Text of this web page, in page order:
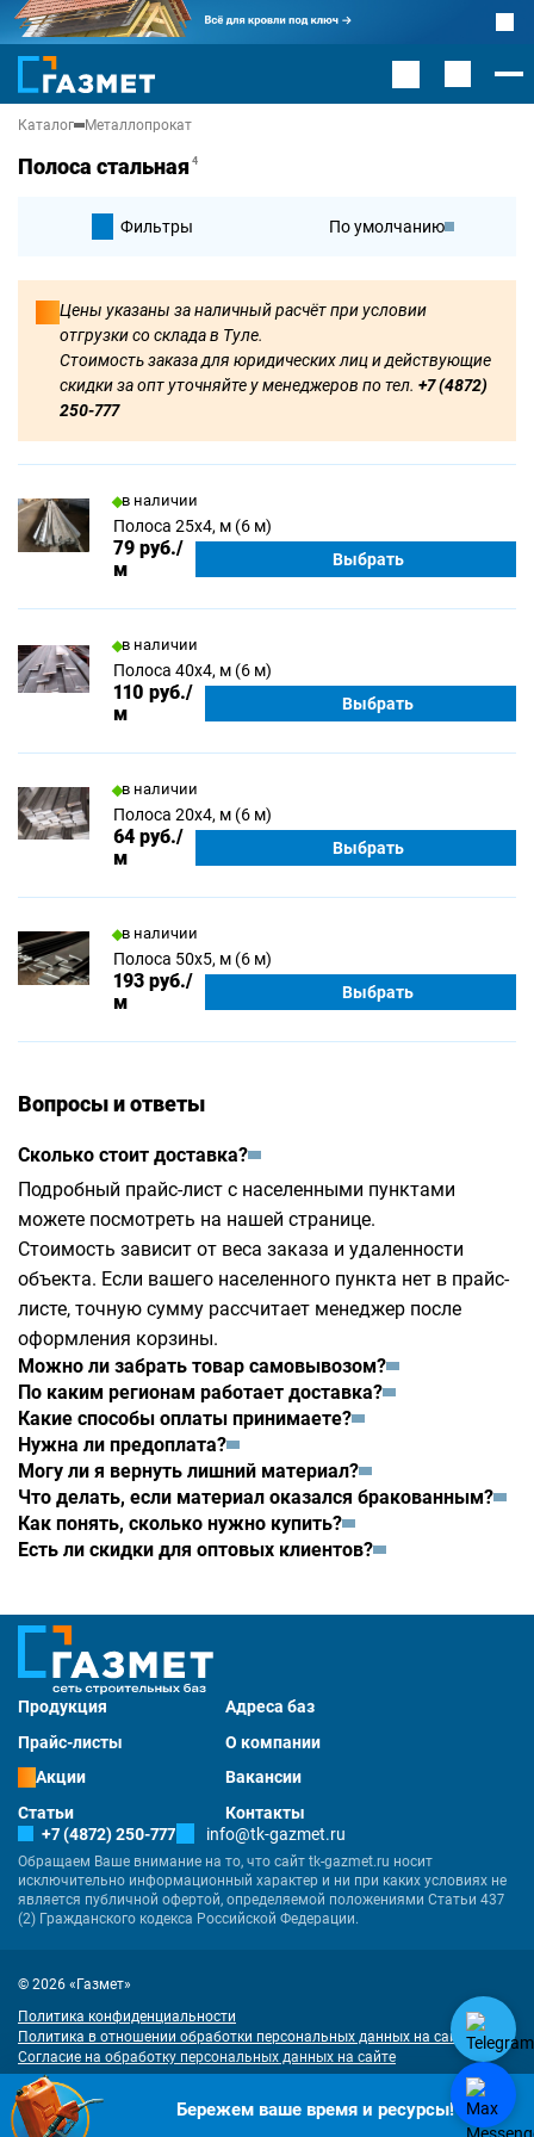
Каталог Металлопрокат
Полоса стальная4
По умолчанию
По цене
Фильтры
Цены указаны за наличный расчёт при условии
отгрузки со склада в Туле.
Стоимость заказа для юридических лиц и действующие
скидки за опт уточняйте у менеджеров по тел. +7 (4872)
250-777
в наличии
Полоса 25х4, м (6 м)
79 руб./
м
Выбрать
в наличии
Полоса 40х4, м (6 м)
110 руб./
м
Выбрать
в наличии
Полоса 20х4, м (6 м)
64 руб./
м
Выбрать
в наличии
Полоса 50х5, м (6 м)
193 руб./
м
Выбрать
Вопросы и ответы
Сколько стоит доставка?
Подробный прайс-лист с населенными пунктами
можете посмотреть на нашей странице.
Стоимость зависит от веса заказа и удаленности
объекта. Если вашего населенного пункта нет в прайс-
листе, точную сумму рассчитает менеджер после
оформления корзины.
Можно ли забрать товар самовывозом?
По каким регионам работает доставка?
Какие способы оплаты принимаете?
Нужна ли предоплата?
Могу ли я вернуть лишний материал?
Что делать, если материал оказался бракованным?
Как понять, сколько нужно купить?
Есть ли скидки для оптовых клиентов?
Продукция
Адреса баз
Прайс-листы
О компании
Акции
Вакансии
Статьи
Контакты
+7 (4872) 250-777
info@tk-gazmet.ru
Обращаем Ваше внимание на то, что сайт tk-gazmet.ru носит
исключительно информационный характер и ни при каких условиях не
является публичной офертой, определяемой положениями Статьи 437
(2) Гражданского кодекса Российской Федерации.
© 2026 «Газмет»
Политика конфиденциальности
Политика в отношении обработки персональных данных на сайте
Согласие на обработку персональных данных на сайте
Разработка продвижение сайта— «Имиджмарк»
"Наш сайт использует куки. Продолжая им пользоваться, вы соглашаетесь
на обработку персональных данных в соответствии сполитикой
Бережем ваше время и ресурсы!